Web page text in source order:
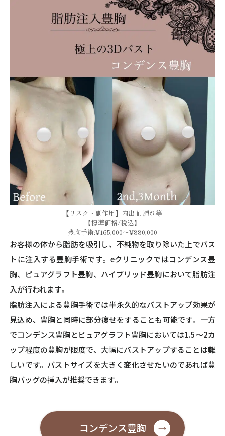
【リスク・副作用】内出血 腫れ等
【標準価格/税込】
豊胸手術:¥165,000～¥880,000
お客様の体から脂肪を吸引し、不純物を取り除いた上でバス
トに注入する豊胸手術です。eクリニックではコンデンス豊
胸、ピュアグラフト豊胸、ハイブリッド豊胸において脂肪注
入が行われます。
脂肪注入による豊胸手術では半永久的なバストアップ効果が
見込め、豊胸と同時に部分痩せをすることも可能です。一方
でコンデンス豊胸とピュアグラフト豊胸においては1.5～2カ
ップ程度の豊胸が限度で、大幅にバストアップすることは難
しいです。バストサイズを大きく変化させたいのであれば豊
胸バッグの挿入が推奨できます。
コンデンス豊胸